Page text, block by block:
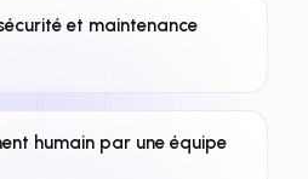
et maintenance
humain par une équipe